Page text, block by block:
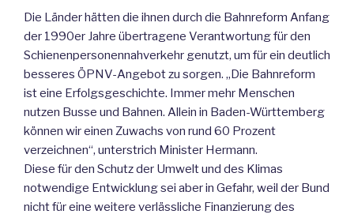
Die Länder hätten die ihnen durch die Bahnreform Anfang
der 1990er Jahre übertragene Verantwortung für den
Schienenpersonennahverkehr genutzt, um für ein deutlich
besseres ÖPNV-Angebot zu sorgen. „Die Bahnreform
ist eine Erfolgsgeschichte. Immer mehr Menschen
nutzen Busse und Bahnen. Allein in Baden-Württemberg
können wir einen Zuwachs von rund 60 Prozent
verzeichnen“, unterstrich Minister Hermann.
Diese für den Schutz der Umwelt und des Klimas
notwendige Entwicklung sei aber in Gefahr, weil der Bund
nicht für eine weitere verlässliche Finanzierung des